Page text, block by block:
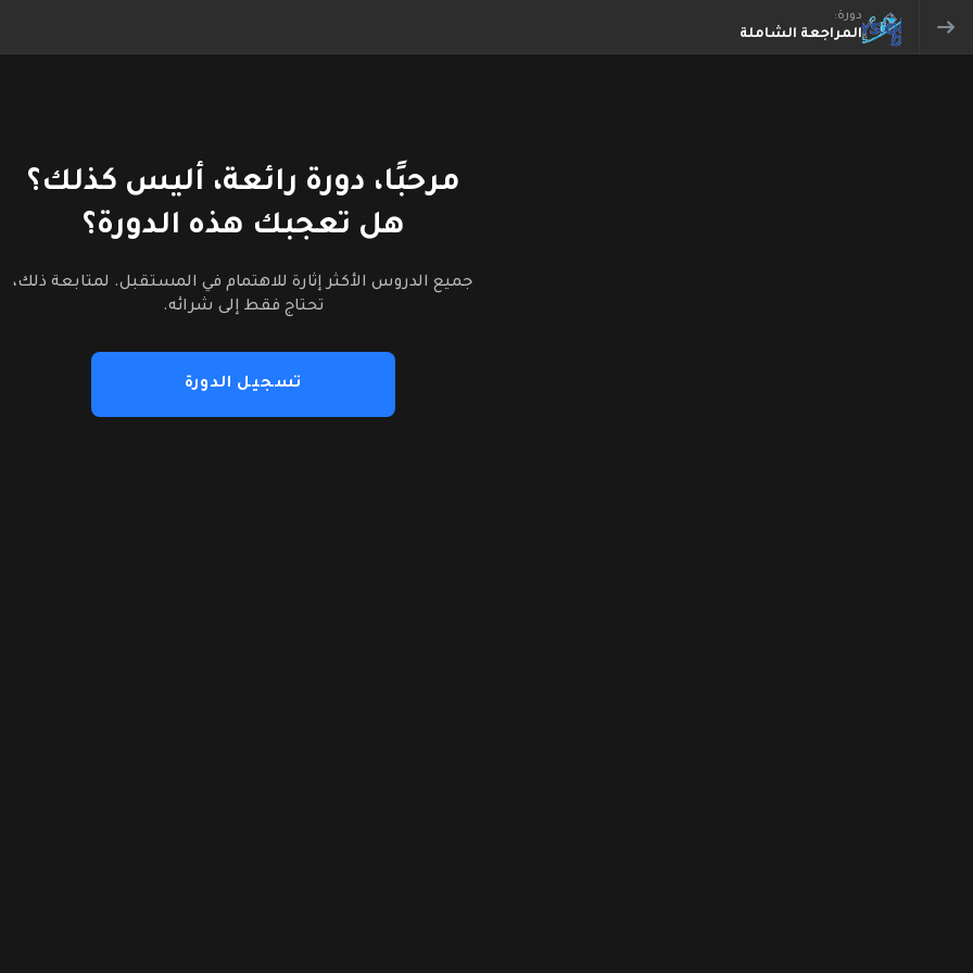
دورة:
المراجعة الشاملة
مرحبًا، دورة رائعة، أليس كذلك؟
هل تعجبك هذه الدورة؟
جميع الدروس الأكثر إثارة للاهتمام في المستقبل. لمتابعة ذلك،
تحتاج فقط إلى شرائه.
تسجيل الدورة